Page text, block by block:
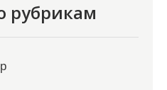
рубрикам